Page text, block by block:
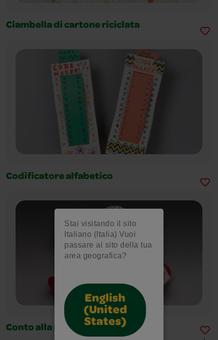
Stai visitando il sito
Italiano (Italia) Vuoi
passare al sito della tua
area geografica?
English
(United
States)
Ciambella di cartone riciclata
Codificatore alfabetico
Conto alla rovescia